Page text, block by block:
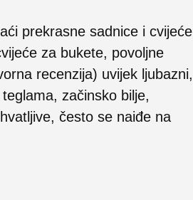
prekrasne sadnice i cvijeće
za bukete, povoljne
recenzija) uvijek ljubazni,
začinsko bilje,
često se naiđe na